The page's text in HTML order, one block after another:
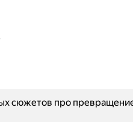
сюжетов про